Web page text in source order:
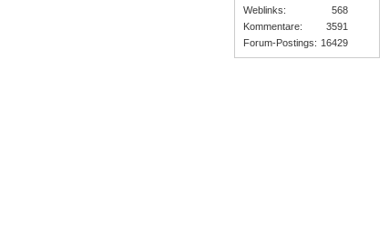
Weblinks:
568
Kommentare:
3591
Forum-Postings: 16429